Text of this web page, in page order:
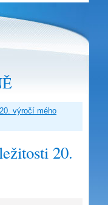
výročí mého
20.